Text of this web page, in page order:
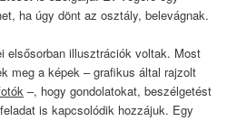
ha úgy dönt az osztály, belevágnak.
elsősorban illusztrációk voltak. Most
meg a képek – grafikus által rajzolt
–, hogy gondolatokat, beszélgetést
is kapcsolódik hozzájuk. Egy